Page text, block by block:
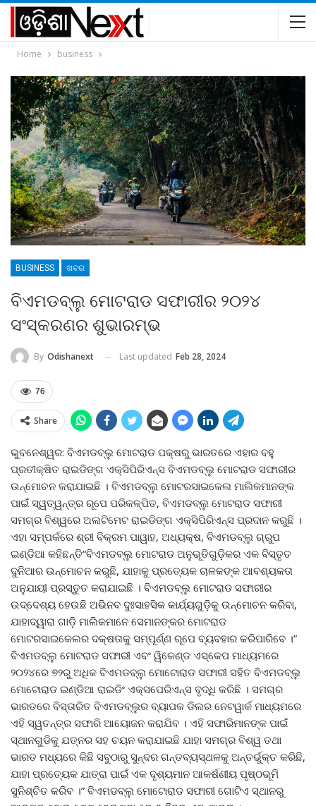
Home business
BUSINESS ଖବର
ବିଏମଡବ୍ଲୁ ମୋଟରାଡ ସଫାରୀର ୨୦୨୪
ସଂସ୍କରଣର ଶୁଭାରମ୍ଭ
By Odishanext Last updated Feb 28, 2024
76
Share
ଭୁବନେଶ୍ୱର: ବିଏମଡବ୍ଲୁ ମୋଟରାଡ ପକ୍ଷରୁ ଭାରତରେ ଏହାର ବହୁ
ପ୍ରତୀକ୍ଷିତ ରାଇଡିଙ୍ଗ ଏକ୍ସିପିରିଏନ୍ସ ବିଏମଡବ୍ଲୁ ମୋଟରାଡ ସଫାରୀର
ଉନ୍ମୋଚନ କରାଯାଇଛି । ବିଏମଡବ୍ଲୁ ମୋଟରସାଇକେଲ ମାଲିକମାନଙ୍କ
ପାଇଁ ସ୍ୱତ୍ୱନ୍ତ୍ର ରୂପେ ପରିକଳ୍ପିତ, ବିଏମଡବ୍ଲୁ ମୋଟରାଡ ସଫାରୀ
ସମଗ୍ର ବିଶ୍ୱରେ ଅଲଟିମେଟ ରାଇଡିଙ୍ଗ ଏକ୍ସିପିରିଏନ୍ସ ପ୍ରଦାନ କରୁଛି ।
ଏହା ସମ୍ପର୍କରେ ଶ୍ରୀ ବିକ୍ରମ ପାୱାହ, ଅଧ୍ୟକ୍ଷ, ବିଏମଡବ୍ଲୁ ଗ୍ରୁପ
ଇଣ୍ଡିଆ କହିଛନ୍ତି“ବିଏମଡବ୍ଲୁ ମୋଟରାଡ ଅନୁଭୂତିଗୁଡ଼ିକର ଏକ ବିସ୍ତୃତ
ଦୁନିଆର ଉନ୍ମୋଚନ କରୁଛି, ଯାହାକୁ ପ୍ରତ୍ୟେକ ଚାଳକଙ୍କ ଆବଶ୍ୟକତା
ଅନୁଯାୟୀ ପ୍ରସ୍ତୁତ କରାଯାଇଛି । ବିଏମଡବ୍ଲୁ ମୋଟରାଡ ସଫାରୀର
ଉଦ୍ଦେଶ୍ୟ ହେଉଛି ଅଭିନବ ଦୁଃସାହସିକ କାର୍ଯ୍ୟଗୁଡ଼ିକୁ ଉନ୍ମୋଚନ କରିବା,
ଯାହାଦ୍ୱାରା ଗାଡ଼ି ମାଲିକମାନେ ସେମାନଙ୍କର ମୋଟରାଡ
ମୋଟରସାଇକେଲର ଦକ୍ଷତାକୁ ସମ୍ପୂର୍ଣ୍ଣ ରୂପେ ବ୍ୟବହାର କରିପାରିବେ ।”
ବିଏମଡବ୍ଲୁ ମୋଟରାଡ ସଫାରୀ ଏବଂ ୱିକେଣ୍ଡ ଏସ୍କେପ ମାଧ୍ୟମରେ
୨୦୨୪ରେ ୭୨ରୁ ଅଧିକ ବିଏମଡବ୍ଲୁ ମୋଟୋରାଡ ସଫାରୀ ସହିତ ବିଏମଡବ୍ଲୁ
ମୋଟୋରାଡ ଇଣ୍ଡିଆ ରାଇଡିଂ ଏକ୍ସପେରିଏନ୍ସ ବୃଦ୍ଧି କରିଛି । ସମଗ୍ର
ଭାରତରେ ବିସ୍ତାରିତ ବିଏମଡବ୍ଲୁର ବ୍ୟାପକ ଡିଲର ନେଟୱାର୍କ ମାଧ୍ୟମରେ
ଏହି ସ୍ୱତନ୍ତ୍ର ସଫାରି ଆୟୋଜନ କରାଯିବ । ଏହି ସଫାରିମାନଙ୍କ ପାଇଁ
ସ୍ଥାନଗୁଡିକୁ ଯତ୍ନର ସହ ଚୟନ କରାଯାଇଛି ଯାହା ସମଗ୍ର ବିଶ୍ୱ ତଥା
ଭାରତ ମଧ୍ୟରେ କିଛି ସବୁଠାରୁ ସୁନ୍ଦର ଗନ୍ତବ୍ୟସ୍ଥଳକୁ ଅନ୍ତର୍ଭୁକ୍ତ କରିଛି,
ଯାହା ପ୍ରତ୍ୟେକ ଯାତ୍ରା ପାଇଁ ଏକ ଦୃଶ୍ୟମାନ ଆକର୍ଷଣୀୟ ପୃଷ୍ଠଭୂମି
ସୁନିଶ୍ଚିତ କରିବ ।” ବିଏମଡବ୍ଲୁ ମୋଟୋରାଡ ସଫାରୀ ଗୋଟିଏ ସ୍ଥାନରୁ